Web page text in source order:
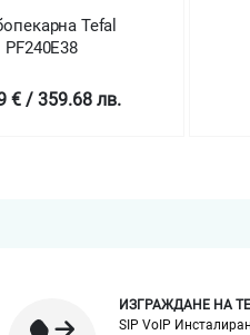
Хлебопекарна Tefal
PF610138
229.9 € / 449.65 лв.
ИЗГРАЖДАНЕ НА
SIP VoIP